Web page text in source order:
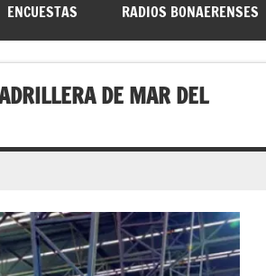
ENCUESTAS RADIOS BONAERENSES
DE MAR DEL